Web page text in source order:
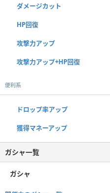
ダメージカット
HP回復
攻撃力アップ
攻撃力アップ+HP回復
便利系
ドロップ率アップ
獲得マネーアップ
ガシャ一覧
ガシャ